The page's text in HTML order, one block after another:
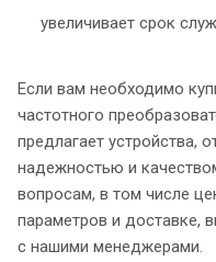
увеличивает срок
Если вам необходимо
частотного
предлагает устройства,
надежностью и
вопросам, в том числе
параметров и доставке,
с нашими менеджерами.